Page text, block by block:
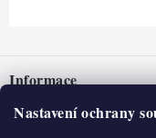
Nastavení ochrany
pInformace
Nepřevzetí zásilky na
O nás